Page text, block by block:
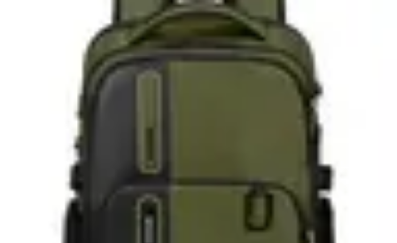
Tecnologia Utilitaria
TendenzeSalute e Benessere WearableStreaming e
Intrattenimento
Tecnologia Utilitaria